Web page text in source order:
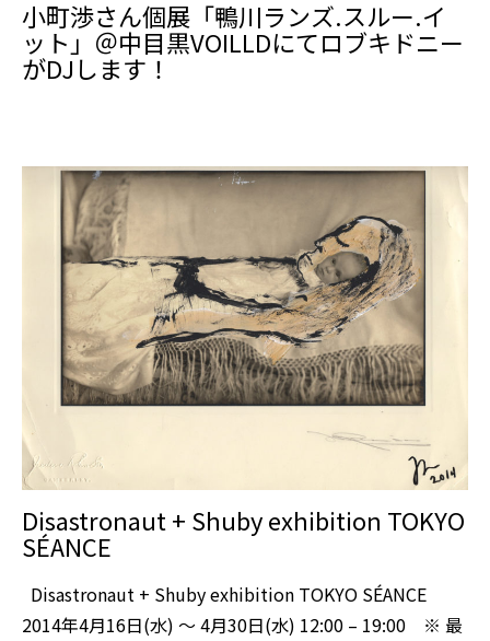
小町渉さん個展「鴨川ランズ.スルー.イ
ット」＠中目黒VOILLDにてロブキドニー
がDJします！
Disastronaut + Shuby exhibition TOKYO
SÉANCE
Disastronaut + Shuby exhibition TOKYO SÉANCE
2014年4月16日(水) 〜 4月30日(水) 12:00 – 19:00 ※ 最